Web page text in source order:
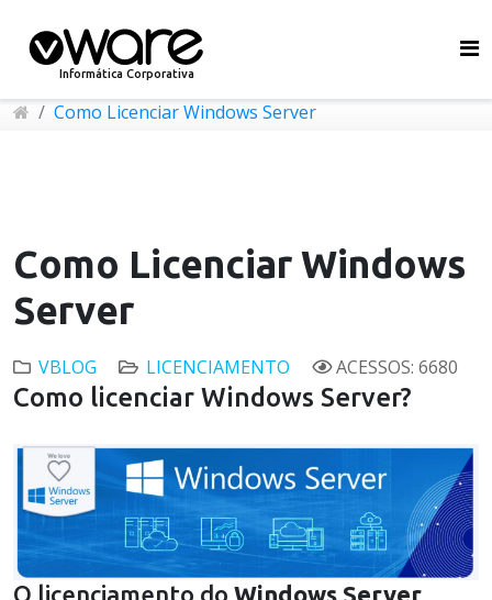
Informática Corporativa
Como Licenciar Windows Server
Como Licenciar Windows
Server
VBLOG LICENCIAMENTO ACESSOS: 6680
Como licenciar Windows Server?
O licenciamento do Windows Server